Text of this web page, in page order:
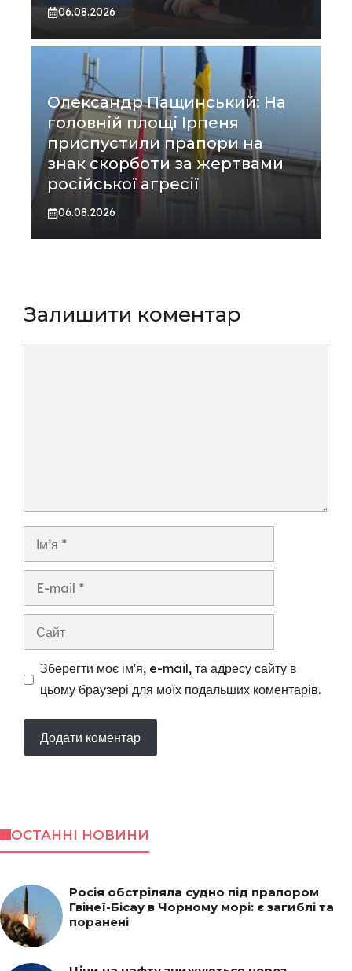
06.08.2026
Олександр Пащинський: На
головній площі Ірпеня
приспустили прапори на
знак скорботи за жертвами
російської агресії
06.08.2026
Залишити коментар
Ім’я
Сайт
Зберегти моє ім'я, e-mail, та адресу сайту в
цьому браузері для моїх подальших коментарів.
ОСТАННІ НОВИНИ
Росія обстріляла судно під прапором
Гвінеї-Бісау в Чорному морі: є загиблі та
поранені